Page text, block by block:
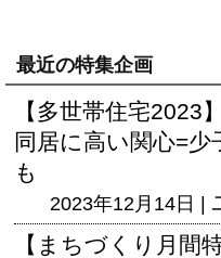
最近の特集企画
【多世帯住宅2023
同居に高い関心=
も
2023年12月14日 |
【まちづくり月間